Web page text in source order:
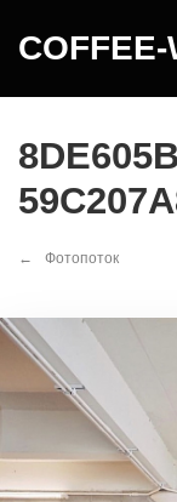
Фотопоток